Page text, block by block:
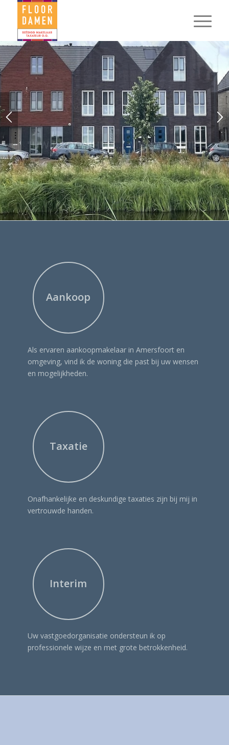
"AANKOOPMAKELAAR IN
AMERSFOORT NODIG?"
Kopers zijn lovend: “Zonder Floor was ’t niet gelukt.”
Aankoop
Als ervaren aankoopmakelaar in Amersfoort en
omgeving, vind ik de woning die past bij uw wensen
en mogelijkheden.
Taxatie
Onafhankelijke en deskundige taxaties zijn bij mij in
vertrouwde handen.
Interim
Uw vastgoedorganisatie ondersteun ik op
professionele wijze en met grote betrokkenheid.